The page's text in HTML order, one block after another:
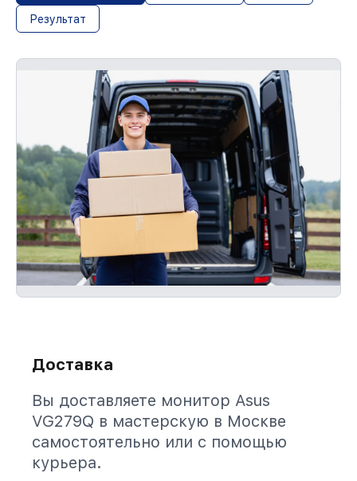
Результат
Доставка
Вы доставляете монитор Asus
VG279Q в мастерскую в Москве
самостоятельно или с помощью
курьера.